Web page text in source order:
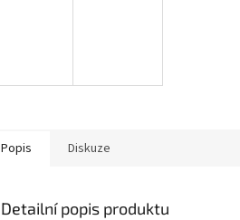
Popis Diskuze
Detailní popis produktu